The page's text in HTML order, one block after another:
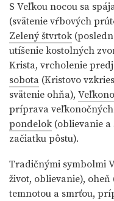
S Veľkou nocou sa
(svätenie vŕbových
Zelený štvrtok
utíšenie kostolných
Krista, vrcholenie
sobota (Kristovo
svätenie ohňa),
príprava veľkonočných
pondelok (oblievanie
začiatku pôstu).
Tradičnými symbolmi
život, oblievanie),
temnotou a smrťou,